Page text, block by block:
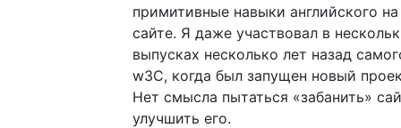
примитивные навыки английского
сайте. Я даже участвовал в
выпусках несколько лет назад
w3C, когда был запущен новый
Нет смысла пытаться «забанить»
улучшить его.